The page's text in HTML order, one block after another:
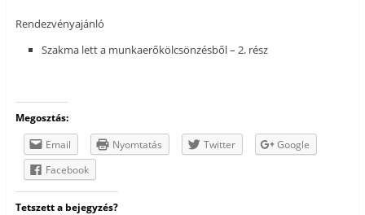
Rendezvényajánló
Szakma lett a munkaerőkölcsönzésből – 2. rész
Megosztás:
Email
Nyomtatás Twitter
Google
Facebook
Tetszett a bejegyzés?